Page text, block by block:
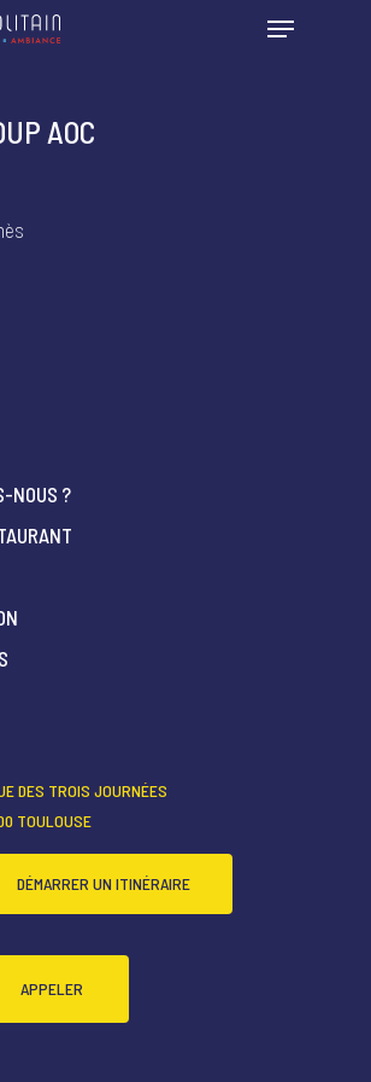
AOC
NOUS ?
DES TROIS JOURNÉES
TOULOUSE
DÉMARRER UN ITINÉRAIRE
APPELER
ACTUALITÉS